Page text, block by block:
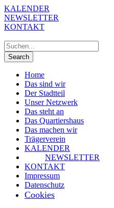
KALENDER
NEWSLETTER
KONTAKT
Home
Das sind wir
Der Stadtteil
Unser Netzwerk
Das steht an
Das Quartiershaus
Das machen wir
Trägerverein
KALENDER
NEWSLETTER
KONTAKT
Impressum
Datenschutz
Cookies